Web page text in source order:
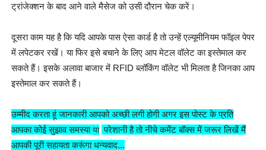
ट्रांजेक्शन के बाद आने वाले मैसेज को उसी दौरान चेक करें।
दूसरा काम यह है कि यदि आपके पास ऐसा कार्ड है तो उन्हें एल्यूमीनियम फॉइल पेपर
में लपेटकर रखें। या फिर इसे बचाने के लिए आप मेटल वॉलेट का इस्तेमाल कर
सकते हैं। इसके अलावा बाजार में RFID ब्लॉकिंग वॉलेट भी मिलता है जिनका आप
इस्तेमाल कर सकते हैं।
उम्मीद करता हूं जानकारी आपको अच्छी लगी होगी अगर इस पोस्ट के प्रति
आपका कोई सुझाव समस्याया परेशानी है तो नीचे कमेंट बॉक्स में जरूर लिखें मैं
आपकी पूरी सहायता करूंगा धन्यवाद...